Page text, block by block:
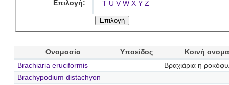
Επιλογή:
T U V W X Y Z
Ονομασία Υποείδος
Κοινή
Brachiaria eruciformis
Βραχιάρια η
Brachypodium distachyon